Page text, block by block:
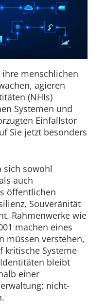
menschlichen
agieren
(NHIs)
Systemen und
Einfallstor
Sie jetzt besonders
sich sowohl
auch
öffentlichen
Souveränität
Rahmenwerke wie
machen eines
müssen verstehen,
kritische Systeme
bleibt
einer
nicht-